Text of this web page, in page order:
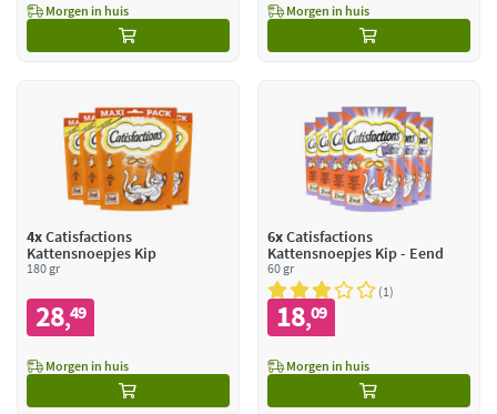
Morgen in huis Morgen in huis
4xCatisfactions
Kattensnoepjes Kip
180 gr
28,49
Morgen in huis
6xCatisfactions
Kattensnoepjes Kip - Eend
60 gr
1
18,09
Morgen in huis